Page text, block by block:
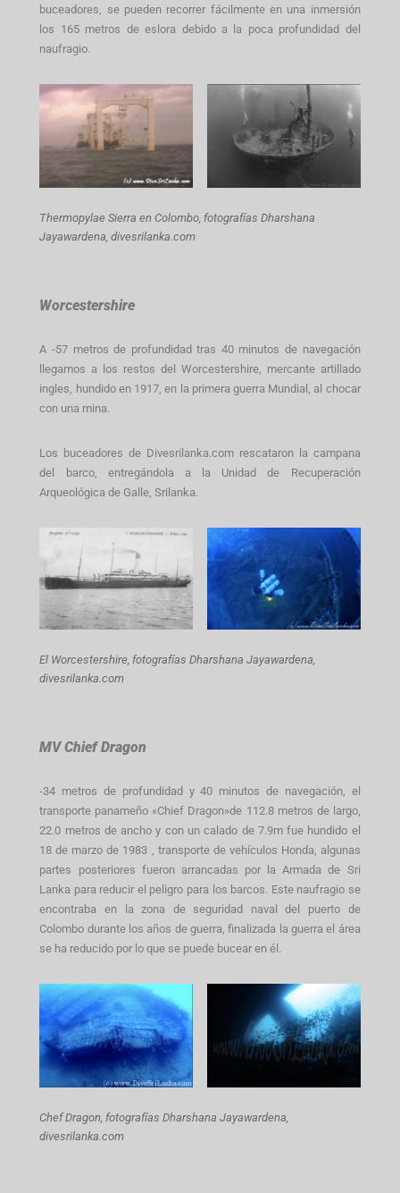
buceadores, se pueden recorrer fácilmente en una inmersión
los 165 metros de eslora debido a la poca profundidad del
naufragio.
Thermopylae Sierra en Colombo, fotografías Dharshana
Jayawardena, divesrilanka.com
Worcestershire
A -57 metros de profundidad tras 40 minutos de navegación
llegamos a los restos del Worcestershire, mercante artillado
ingles, hundido en 1917, en la primera guerra Mundial, al chocar
con una mina.
Los buceadores de Divesrilanka.com rescataron la campana
del barco, entregándola a la Unidad de Recuperación
Arqueológica de Galle, Srilanka.
El Worcestershire, fotografíasDharshana Jayawardena,
divesrilanka.com
MV Chief Dragon
-34 metros de profundidad y 40 minutos de navegación, el
transporte panameño «Chief Dragon»de 112.8 metros de largo,
22.0 metros de ancho y con un calado de 7.9m fue hundido el
18 de marzo de 1983 , transporte de vehículos Honda, algunas
partes posteriores fueron arrancadas por la Armada de Sri
Lanka para reducir el peligro para los barcos. Este naufragio se
encontraba en la zona de seguridad naval del puerto de
Colombo durante los años de guerra, finalizada la guerra el área
se ha reducido por lo que se puede bucear en él.
Chef Dragon, fotografías Dharshana Jayawardena,
divesrilanka.com